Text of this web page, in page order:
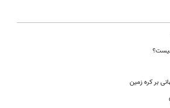
بر کره زمین